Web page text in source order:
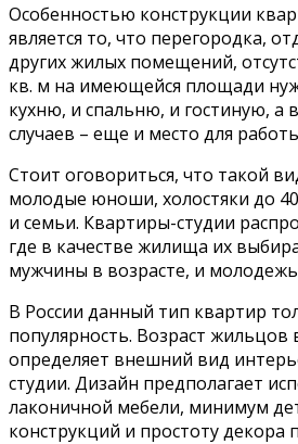
Особенностью конструкции
является то, что перегородка,
других жилых помещений,
кв. м на имеющейся площади
кухню, и спальню, и гостиную, а
случаев – еще и место для
Стоит оговориться, что такой
молодые юноши, холостяки до
и семьи. Квартиры-студии
где в качестве жилища их
мужчины в возрасте, и
В России данный тип квартир
популярность. Возраст жильцов
определяет внешний вид
студии. Дизайн предполагает
лаконичной мебели, минимум
конструкций и простоту декора